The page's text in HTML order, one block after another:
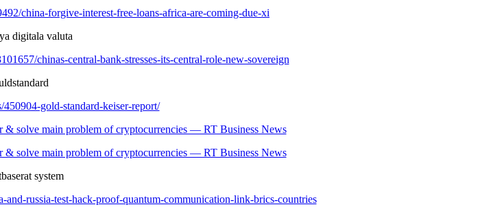
china-forgive-interest-free-loans-africa-are-coming-due-xi
digitala valuta
chinas-central-bank-stresses-its-central-role-new-sovereign
gold-standard-keiser-report/
solve main problem of cryptocurrencies — RT Business News
solve main problem of cryptocurrencies — RT Business News
system
russia-test-hack-proof-quantum-communication-link-brics-countries